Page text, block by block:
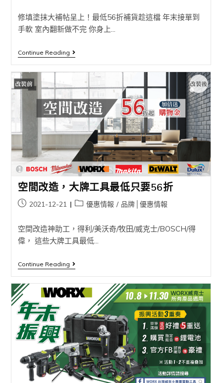
修填塗抹大補帖呈上！最低56折補貨趁這檔 年末接單到
手軟 室內翻新做不完 你身上...
Continue Reading
空間改造，大牌工具最低只要56折
2021-12-21 優惠情報 / 品牌│優惠情報
空間改造神助工，得利/美沃奇/牧田/威克士/BOSCH/得
偉， 這些大牌工具最低...
Continue Reading